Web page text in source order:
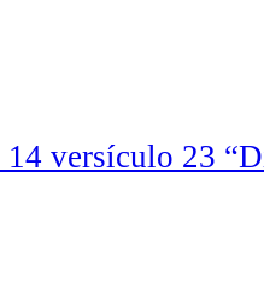
versículo 23